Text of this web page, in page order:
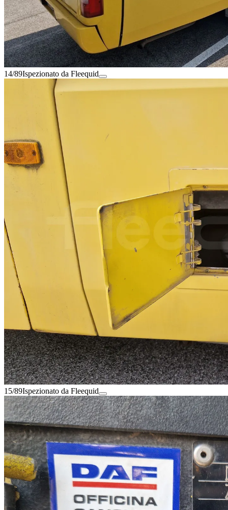
14/89Ispezionato da Fleequid
15/89Ispezionato da Fleequid